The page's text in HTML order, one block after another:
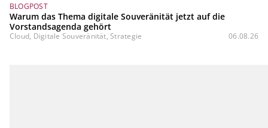
BLOGPOST
Warum das Thema digitale Souveränität jetzt auf die
Vorstandsagenda gehört
Cloud, Digitale Souveränität, Strategie 06.08.26